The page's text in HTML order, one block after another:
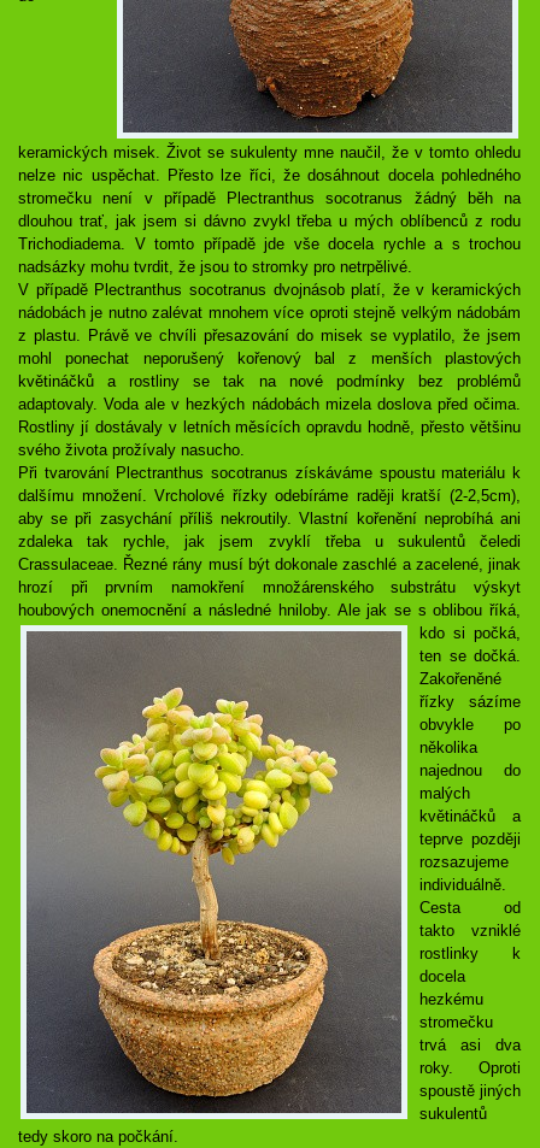
keramických misek. Život se sukulenty mne naučil, že v tomto ohledu
nelze nic uspěchat. Přesto lze říci, že dosáhnout docela pohledného
stromečku není v případě Plectranthus socotranus žádný běh na
dlouhou trať, jak jsem si dávno zvykl třeba u mých oblíbenců z rodu
Trichodiadema. V tomto případě jde vše docela rychle a s trochou
nadsázky mohu tvrdit, že jsou to stromky pro netrpělivé.
V případě Plectranthus socotranus dvojnásob platí, že v keramických
nádobách je nutno zalévat mnohem více oproti stejně velkým nádobám
z plastu. Právě ve chvíli přesazování do misek se vyplatilo, že jsem
mohl ponechat neporušený kořenový bal z menších plastových
květináčků a rostliny se tak na nové podmínky bez problémů
adaptovaly. Voda ale v hezkých nádobách mizela doslova před očima.
Rostliny jí dostávaly v letních měsících opravdu hodně, přesto většinu
svého života prožívaly nasucho.
Při tvarování Plectranthus socotranus získáváme spoustu materiálu k
dalšímu množení. Vrcholové řízky odebíráme raději kratší (2-2,5cm),
aby se při zasychání příliš nekroutily. Vlastní kořenění neprobíhá ani
zdaleka tak rychle, jak jsem zvyklí třeba u sukulentů čeledi
Crassulaceae. Řezné rány musí být dokonale zaschlé a zacelené, jinak
hrozí při prvním namokření množárenského substrátu výskyt
houbových onemocnění a následné hniloby. Ale jak se s oblibou říká,
kdo si počká,
ten se dočká.
Zakořeněné
řízky sázíme
obvykle po
několika
najednou do
malých
květináčků a
teprve později
rozsazujeme
individuálně.
Cesta od
takto vzniklé
rostlinky k
docela
hezkému
stromečku
trvá asi dva
roky. Oproti
spoustě jiných
sukulentů
tedy skoro na počkání.